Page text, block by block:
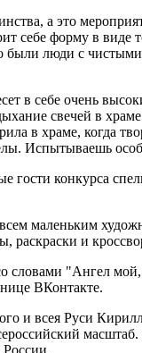
а это
форму в виде
были люди с
в себе очень
свечей в
в храме, когда
гости конкурса
маленьким
раскраски и
словами "Ангел
ВКонтакте.
и всея Руси
России.